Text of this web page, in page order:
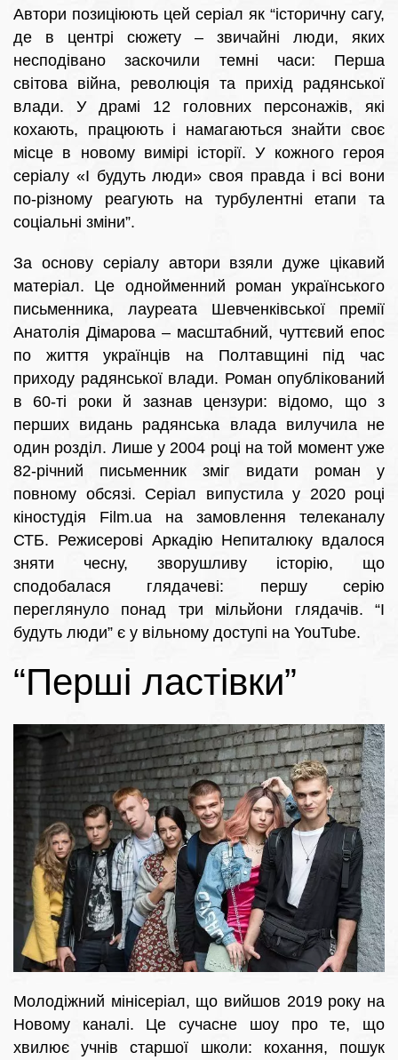
Автори позиціюють цей серіал як “історичну сагу,
де в центрі сюжету – звичайні люди, яких
несподівано заскочили темні часи: Перша
світова війна, революція та прихід радянської
влади. У драмі 12 головних персонажів, які
кохають, працюють і намагаються знайти своє
місце в новому вимірі історії. У кожного героя
серіалу «І будуть люди» своя правда і всі вони
по-різному реагують на турбулентні етапи та
соціальні зміни”.
За основу серіалу автори взяли дуже цікавий
матеріал. Це однойменний роман українського
письменника, лауреата Шевченківської премії
Анатолія Дімарова – масштабний, чуттєвий епос
по життя українців на Полтавщині під час
приходу радянської влади. Роман опублікований
в 60-ті роки й зазнав цензури: відомо, що з
перших видань радянська влада вилучила не
один розділ. Лише у 2004 році на той момент уже
82-річний письменник зміг видати роман у
повному обсязі. Серіал випустила у 2020 році
кіностудія Film.ua на замовлення телеканалу
СТБ. Режисерові Аркадію Непиталюку вдалося
зняти чесну, зворушливу історію, що
сподобалася глядачеві: першу серію
переглянуло понад три мільйони глядачів. “І
будуть люди” є у вільному доступі на YouTube.
“Перші ластівки”
Молодіжний мінісеріал, що вийшов 2019 року на
Новому каналі. Це сучасне шоу про те, що
хвилює учнів старшої школи: кохання, пошук